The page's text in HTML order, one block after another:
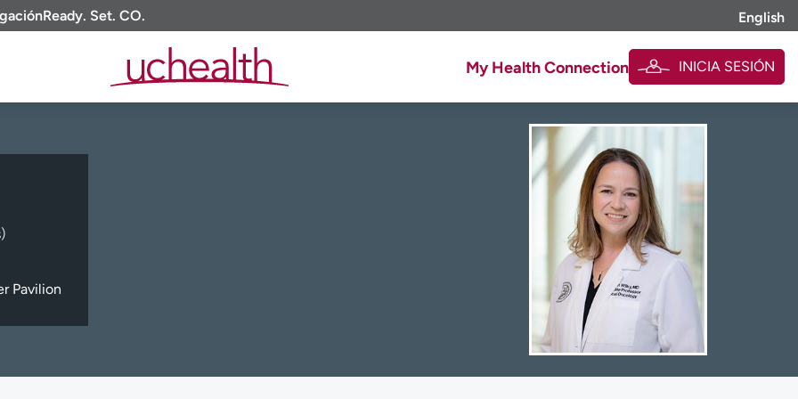
Ready. Set. CO. English
My Health Connection INICIA SESIÓN
Pavilion